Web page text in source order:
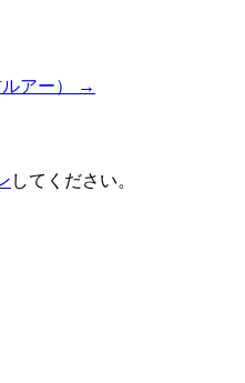
アー） →
してください。